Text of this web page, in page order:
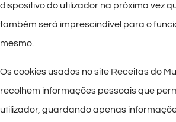
dispositivo do utilizador na próxima vez
também será imprescindível para o
mesmo.
Os cookies usados no site Receitas do
recolhem informações pessoais que
utilizador, guardando apenas